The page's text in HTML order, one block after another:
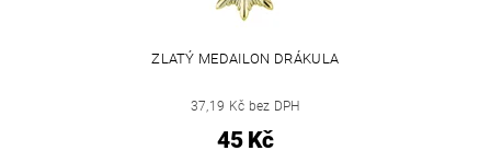
ZLATÝ MEDAILON DRÁKULA
37,19 Kč bez DPH
45 Kč